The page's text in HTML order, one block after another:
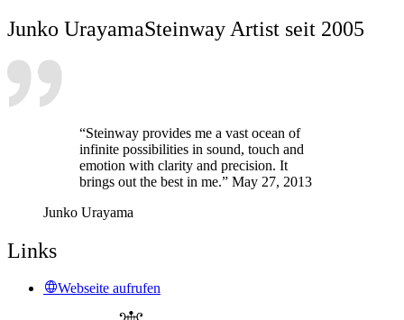
Junko UrayamaSteinway Artist seit 2005
“Steinway provides me a vast ocean of
infinite possibilities in sound, touch and
emotion with clarity and precision. It
brings out the best in me.” May 27, 2013
Junko Urayama
Links
Webseite aufrufen